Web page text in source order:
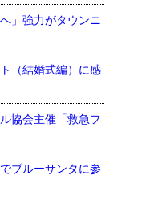
」強力がタウンニ
（結婚式編）に感
協会主催「救急フ
ブルーサンタに参